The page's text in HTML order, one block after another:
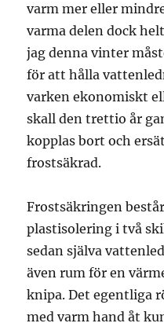
varm mer eller
varma delen dock
jag denna vinter
för att hålla
varken ekonomiskt
skall den trettio år
kopplas bort och
frostsäkrad.
Frostsäkringen
plastisolering i två
sedan själva
även rum för en
knipa. Det egentliga
med varm hand åt